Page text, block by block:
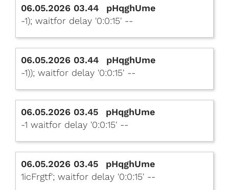
06.05.2026 03.44
pHqghUme
-1); waitfor delay '0:0:15' --
06.05.2026 03.44
pHqghUme
-1)); waitfor delay '0:0:15' --
06.05.2026 03.45
pHqghUme
-1 waitfor delay '0:0:15' --
06.05.2026 03.45
pHqghUme
1icFrgtf'; waitfor delay '0:0:15' --